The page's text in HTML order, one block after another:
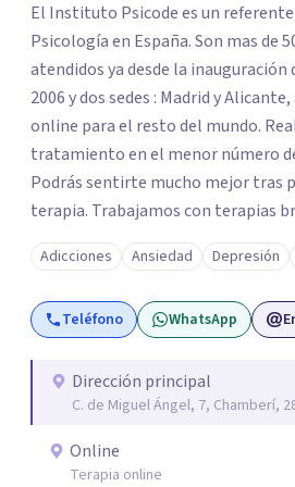
El Instituto Psicode es un
Psicología en España. Son mas de
atendidos ya desde la
2006 y dos sedes : Madrid y
online para el resto del mundo. Realizamos tu
tratamiento en el menor número
Podrás sentirte mucho mejor tras
terapia. Trabajamos con terapias
terapia te resultará de utilidad y te
tus objetivos. Entre nuestras
terapia de pareja y sexual, así
problemas emocionales,
además con un servicio de hipnosis
trabajo de "Terapia del Alma".
Adicciones Ansiedad Depresión
Teléfono WhatsApp
Dirección principal
C. de Miguel Ángel, 7, Chamberí,
Online
Terapia online